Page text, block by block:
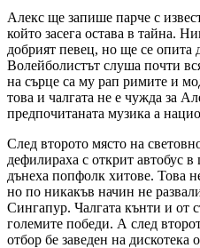
Алекс ще запише парче с
който засега остава в тайна.
добрият певец, но ще се опита
Волейболистът слуша почти
на сърце са му рап римите и
това и чалгата не е чужда за
предпочитаната музика а
След второто място на
дефилираха с открит автобус
дънеха попфолк хитове. Това
но по никакъв начин не
Сингапур. Чалгата кънти и от
големите победи. А след
отбор бе заведен на дискотека